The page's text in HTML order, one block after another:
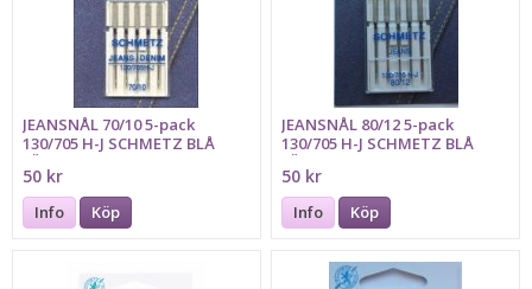
JEANSNÅL 70/10 5-pack
130/705 H-J SCHMETZ BLÅ
FÄRGMARKERING
50 kr
Info Köp
JEANSNÅL 80/12 5-pack
130/705 H-J SCHMETZ BLÅ
FÄRGMARKERING
50 kr
Info Köp